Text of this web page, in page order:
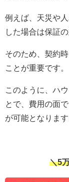
例えば、天災や
した場合は保証
そのため、契約
ことが重要です。
このように、ハ
とで、費用の面
が可能となります
＼5